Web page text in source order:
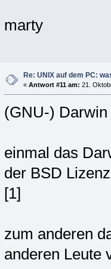
marty
Re: UNIX auf dem PC:
« Antwort #11 am: 21.
(GNU-)
einmal das
der BSD
[1]
zum anderen
anderen Leute